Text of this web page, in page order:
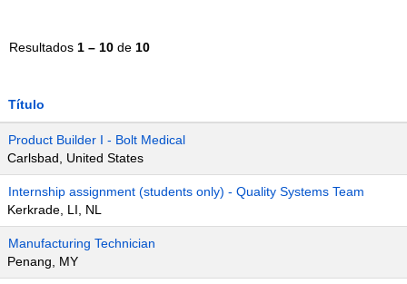
Resultados 1 – 10 de 10
Título
Product Builder I - Bolt Medical
Carlsbad, United States
Internship assignment (students only) - Quality Systems Team
Kerkrade, LI, NL
Manufacturing Technician
Penang, MY